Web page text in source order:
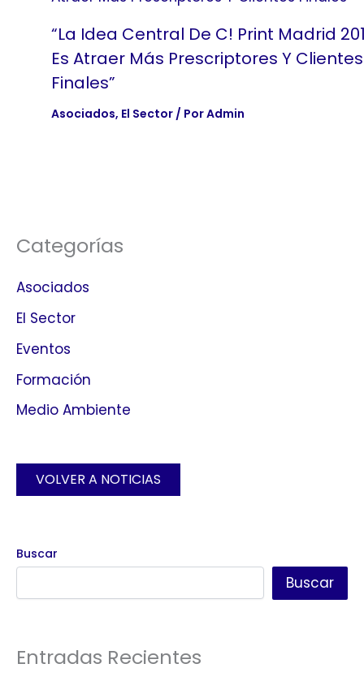
“La Idea Central De C! Print Madrid
Es Atraer Más Prescriptores Y Clientes
Finales”
Asociados, El Sector/ PorAdmin
Categorías
Asociados
El Sector
Eventos
Formación
Medio Ambiente
VOLVER A NOTICIAS
Buscar
Buscar
Entradas Recientes